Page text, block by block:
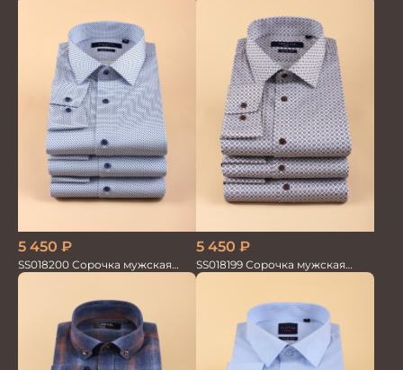
5 450 ₽
SS018200 Сорочка мужская
GROSTYLE PRIME
5 450 ₽
SS018199 Сорочка мужская
GROSTYLE PRIME